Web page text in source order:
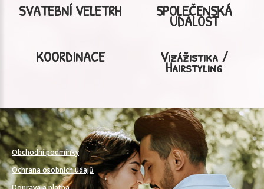
SVATEBNÍ VELETRH SPOLEČENSKÁ
UDÁLOST
KOORDINACE
Vizážistika /
Hairstyling
Obchodní podmínky
Ochrana osobních údajů